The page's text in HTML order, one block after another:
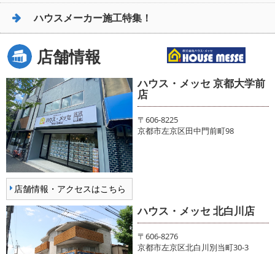
ハウスメーカー施工特集！
店舗情報
店舗情報・アクセスはこちら
ハウス・メッセ 京都大学前
店
〒606-8225
京都市左京区田中門前町98
ハウス・メッセ 北白川店
〒606-8276
京都市左京区北白川別当町30-3